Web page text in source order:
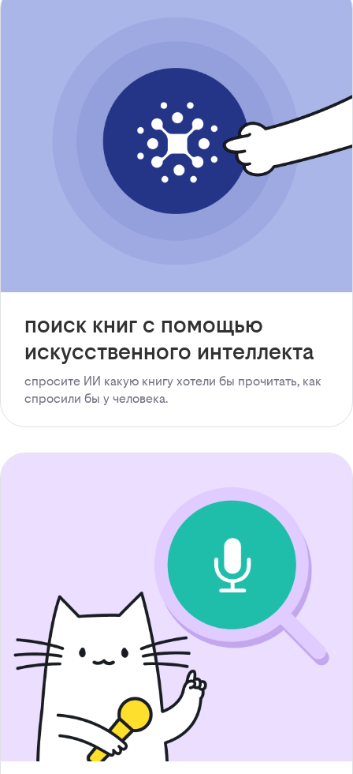
поиск книг с помощью
искусственного интеллекта
спросите ИИ какую книгу хотели бы прочитать, как
спросили бы у человека.